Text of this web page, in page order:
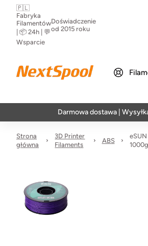
🇵🇱
Fabryka
Filamentów
| 📦 24h | 💬
Wsparcie
Doświadczenie
od 2015 roku
Darmowa dostawa | Wysyłka z
Strona
główna
3D Printer
Filaments
ABS